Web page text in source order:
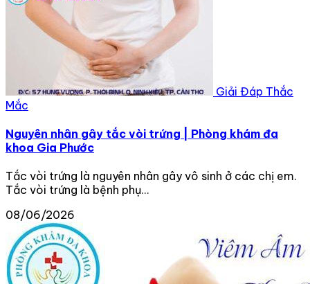
Giải Đáp Thắc
Mắc
Nguyên nhân gây tắc vòi trứng | Phòng khám đa
khoa Gia Phước
Tắc vòi trứng là nguyên nhân gây vô sinh ở các chị em.
Tắc vòi trứng là bệnh phụ...
08/06/2026